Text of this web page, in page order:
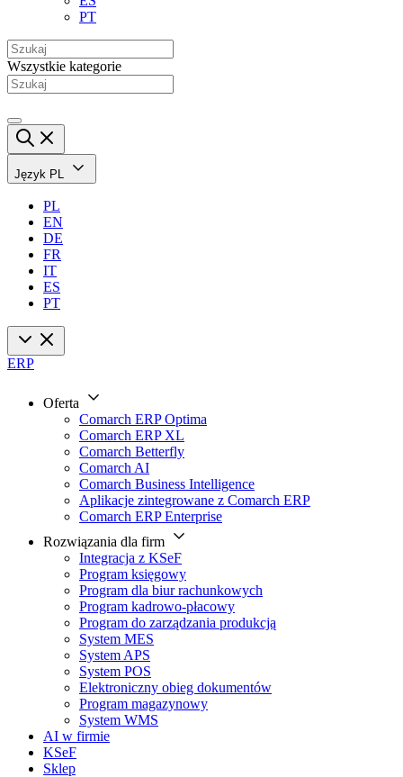
PT
Wszystkie kategorie
Język PL
PL
EN
DE
FR
IT
ES
PT
ERP
Oferta
Comarch ERP Optima
Comarch ERP XL
Comarch Betterfly
Comarch AI
Comarch Business Intelligence
Aplikacje zintegrowane z Comarch ERP
Comarch ERP Enterprise
Rozwiązania dla firm
Integracja z KSeF
Program księgowy
Program dla biur rachunkowych
Program kadrowo-płacowy
Program do zarządzania produkcją
System MES
System APS
System POS
Elektroniczny obieg dokumentów
Program magazynowy
System WMS
AI w firmie
KSeF
Sklep